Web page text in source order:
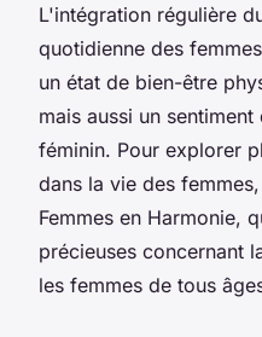
L'intégration régulière
quotidienne des
un état de bien-être
mais aussi un
féminin. Pour explorer
dans la vie des
Femmes en Harmonie,
précieuses concernant
les femmes de tous